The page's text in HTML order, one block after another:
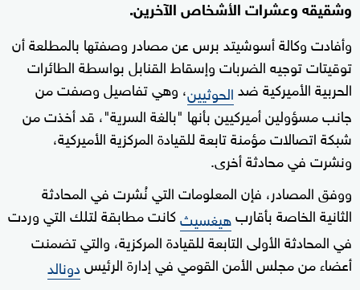
وشقيقه وعشرات الأشخاص الآخرين.
وأفادت وكالة أسوشيتد برس عن مصادر وصفتها بالمطلعة أن
توقيتات توجيه الضربات وإسقاط القنابل بواسطة الطائرات
الحربية الأميركية ضدالحوثيين، وهي تفاصيل وصفت من
جانب مسؤولين أميركيين بأنها "بالغة السرية"، قد أخذت من
شبكة اتصالات مؤمنة تابعة للقيادة المركزية الأميركية،
ونشرت في محادثة أخرى.
ووفق المصادر، فإن المعلومات التي نُشرت في المحادثة
الثانية الخاصة بأقاربهيغسيثكانت مطابقة لتلك التي وردت
في المحادثة الأولى التابعة للقيادة المركزية، والتي تضمنت
أعضاء من مجلس الأمن القومي في إدارة الرئيسدونالد